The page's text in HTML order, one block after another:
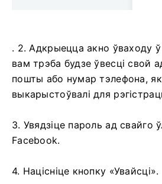
. 2. Адкрыецца акно ўваходу
вам трэба будзе ўвесці свой
пошты або нумар тэлефона,
выкарыстоўвалі для
3. Увядзіце пароль ад свайго
Facebook.
4. Націсніце кнопку «Увайсці».